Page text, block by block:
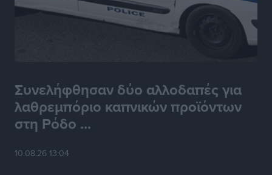
Συνελήφθησαν δύο αλλοδαπές για
λαθρεμπόριο καπνικών προϊόντων
στη Ρόδο ...
10.08.26 13:04